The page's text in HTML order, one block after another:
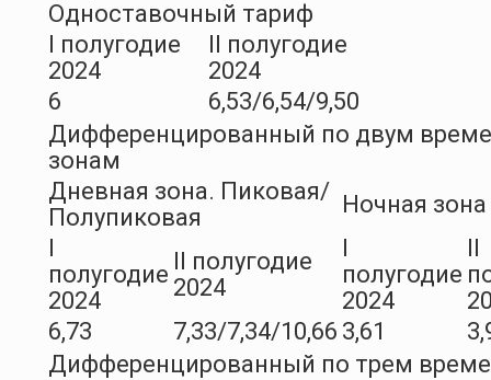
Одноставочный тариф
I полугодие
2024
II полугодие
2024
6
6,53/6,54/9,50
Дифференцированный по двум
зонам
Дневная зона. Пиковая/
Полупиковая
Ночная зона
полугодие
2024
II полугодие
2024
полугодие
2024
6,73
7,33/7,34/10,66 3,61
Дифференцированный по трем